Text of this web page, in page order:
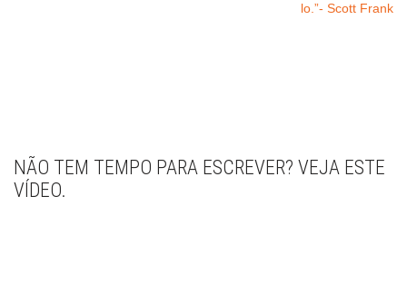
lo.”- Scott Frank
NÃO TEM TEMPO PARA ESCREVER? VEJA ESTE
VÍDEO.